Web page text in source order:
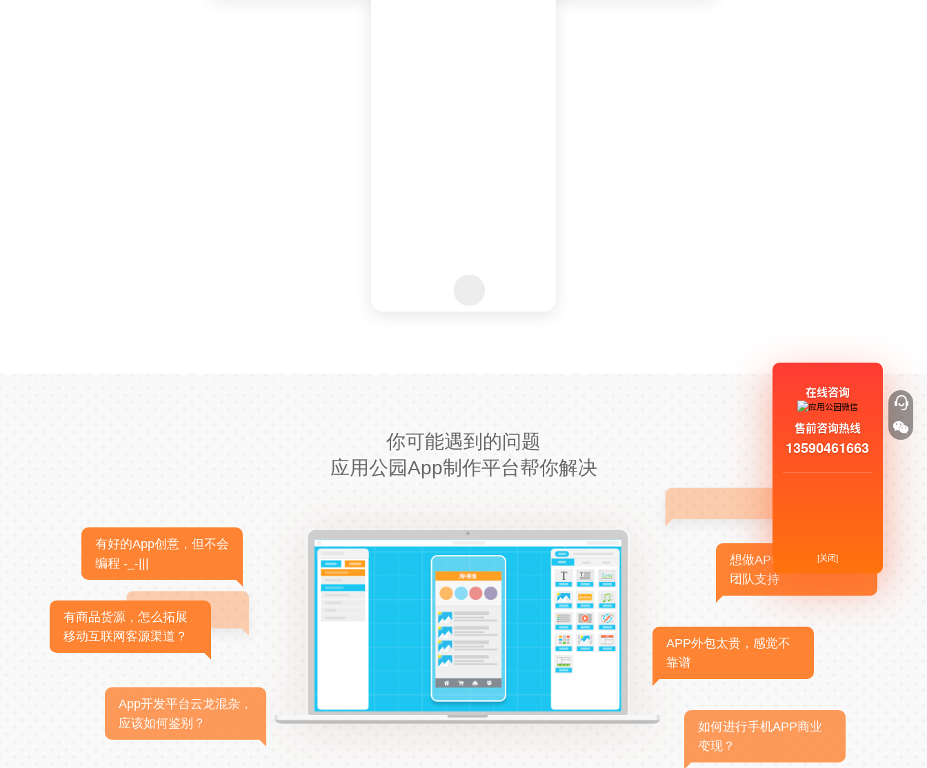
你可能遇到的问题
应用公园App制作平台帮你解决
有好的App创意，但不会
编程 -_-|||
有商品货源，怎么拓展
移动互联网客源渠道？
App开发平台云龙混杂，
应该如何鉴别？
想做APP，但没有技术
团队支持
APP外包太贵，感觉不
靠谱
如何进行手机APP商业
变现？
在线咨询
售前咨询热线
13590461663
[关闭]